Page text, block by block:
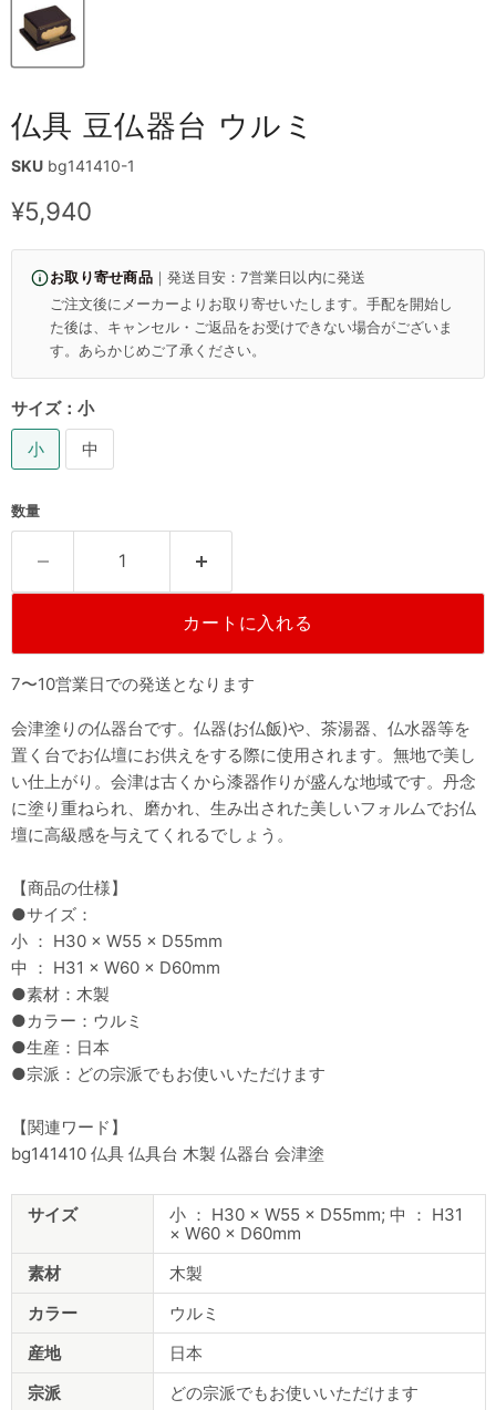
仏具 豆仏器台 ウルミ
SKU bg141410-1
現在の価格
¥5,940
お取り寄せ商品｜発送目安：7営業日以内に発送
ご注文後にメーカーよりお取り寄せいたします。手配を開始し
た後は、キャンセル・ご返品をお受けできない場合がございま
す。あらかじめご了承ください。
サイズ： 小
小
中
数量
カートに入れる
7〜10営業日での発送となります
会津塗りの仏器台です。仏器(お仏飯)や、茶湯器、仏水器等を
置く台でお仏壇にお供えをする際に使用されます。無地で美し
い仕上がり。会津は古くから漆器作りが盛んな地域です。丹念
に塗り重ねられ、磨かれ、生み出された美しいフォルムでお仏
壇に高級感を与えてくれるでしょう。
【商品の仕様】
●サイズ：
小 ： H30 × W55 × D55mm
中 ： H31 × W60 × D60mm
●素材：木製
●カラー：ウルミ
●生産：日本
●宗派：どの宗派でもお使いいただけます
【関連ワード】
bg141410 仏具 仏具台 木製 仏器台 会津塗
サイズ
小 ： H30 × W55 × D55mm; 中 ： H31
× W60 × D60mm
素材
木製
カラー
ウルミ
産地
日本
宗派
どの宗派でもお使いいただけます